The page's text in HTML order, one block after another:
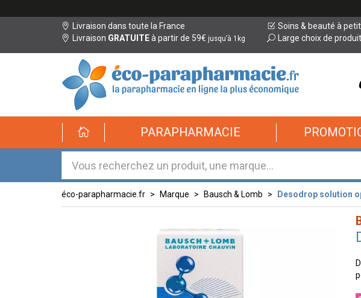
Livraison dans toute la France
Livraison GRATUITEà partir de 59€ jusqu’à 1kg
Soins & beauté à
Large choix de
éco-
parapharmacie.fr
éco-
parapharmacie.fr
PARAPHARMACIE
éco-parapharmacie.fr Marque Bausch & Lomb Desodrop solution